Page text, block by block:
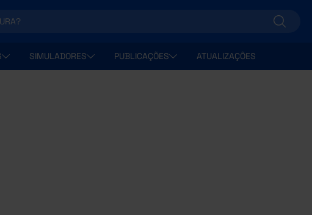
SIMULADORES PUBLICAÇÕES ATUALIZAÇÕES